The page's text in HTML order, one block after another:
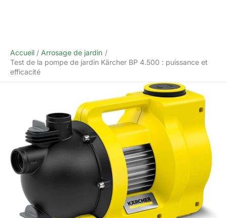
Accueil
Arrosage de jardin
Test de la pompe de jardin Kärcher BP 4.500 : puissance et
efficacité